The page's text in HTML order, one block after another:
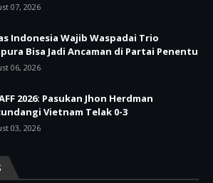
07, 2026
Indonesia Wajib Waspadai Trio
Bisa Jadi Ancaman di Partai Penentu
06, 2026
2026: Pasukan Jhon Herdman
Vietnam Telak 0-3
03, 2026